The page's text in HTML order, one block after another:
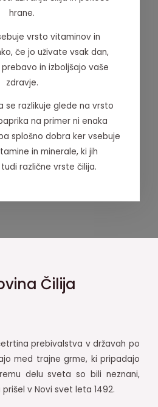
hrane.
vrsto vitaminov in
če jo uživate vsak dan,
in izboljšajo vaše
zdravje.
se razlikuje glede na vrsto
na primer ni enaka
splošno dobra ker vsebuje
in minerale, ki jih
različne vrste čilija.
Čilija
prebivalstva v državah po
med trajne grme, ki pripadajo
delu sveta so bili neznani,
v Novi svet leta 1492.